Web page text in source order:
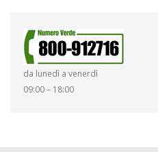
da lunedì a venerdì
09:00 – 18:00